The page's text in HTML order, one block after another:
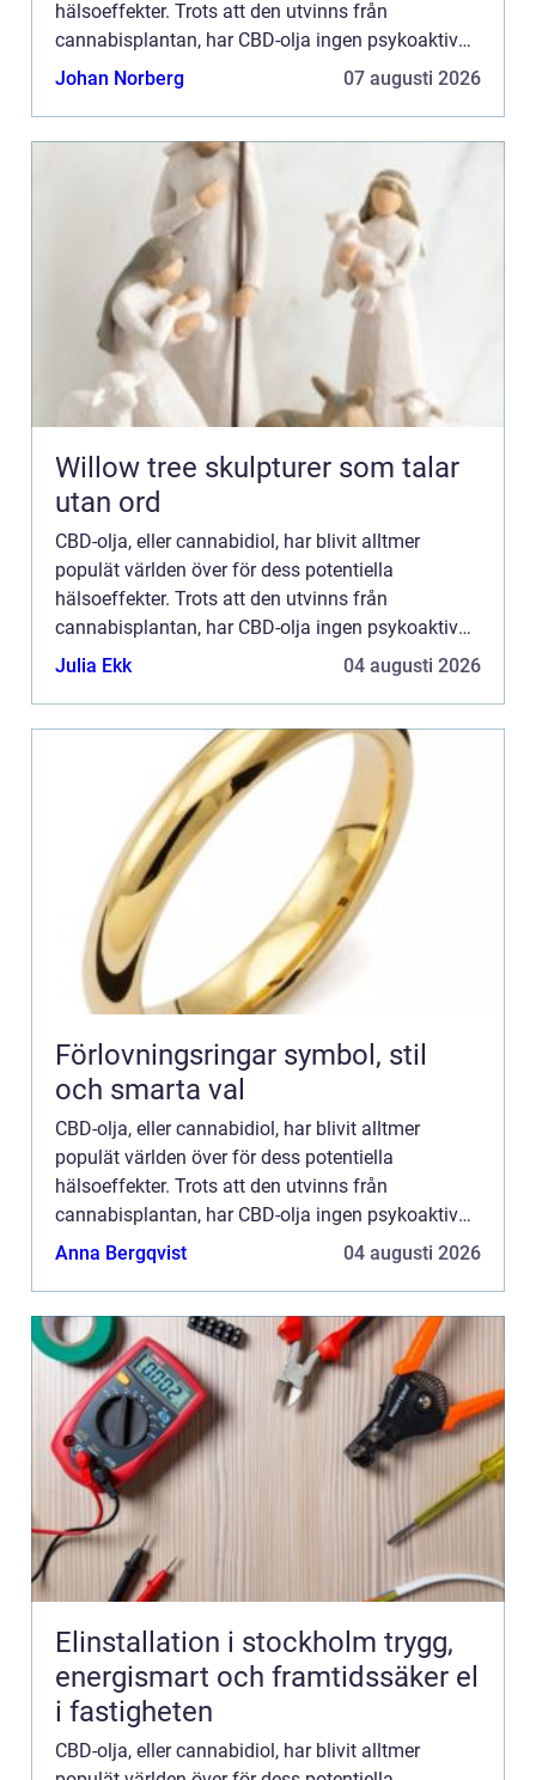
hälsoeffekter. Trots att den utvinns från
cannabisplantan, har CBD-olja ingen psykoaktiv
effekt – det är inte denna ko...
Johan Norberg 07 augusti 2026
Willow tree skulpturer som talar
utan ord
CBD-olja, eller cannabidiol, har blivit alltmer
populät världen över för dess potentiella
hälsoeffekter. Trots att den utvinns från
cannabisplantan, har CBD-olja ingen psykoaktiv
effekt – det är inte denna ko...
Julia Ekk 04 augusti 2026
Förlovningsringar symbol, stil
och smarta val
CBD-olja, eller cannabidiol, har blivit alltmer
populät världen över för dess potentiella
hälsoeffekter. Trots att den utvinns från
cannabisplantan, har CBD-olja ingen psykoaktiv
effekt – det är inte denna ko...
Anna Bergqvist 04 augusti 2026
Elinstallation i stockholm trygg,
energismart och framtidssäker el
i fastigheten
CBD-olja, eller cannabidiol, har blivit alltmer